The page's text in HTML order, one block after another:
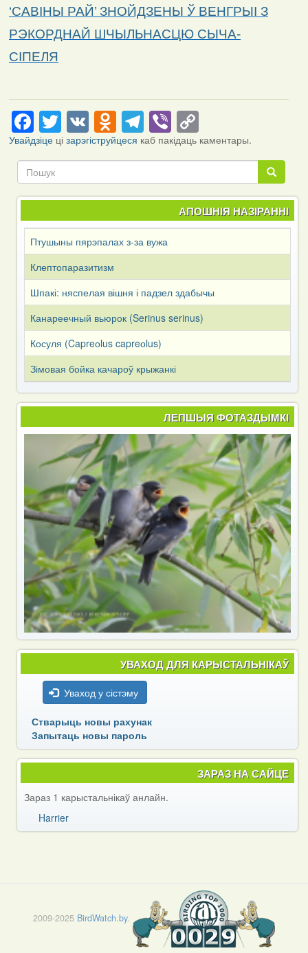
‘САВІНЫ РАЙ’ ЗНОЙДЗЕНЫ Ў ВЕНГРЫІ З
РЭКОРДНАЙ ШЧЫЛЬНАСЦЮ СЫЧА-
СІПЕЛЯ
Facebook
Twitter
VKOdnoklassniki
Telegram
ViberCopy
Link
Увайдзіцеці зарэгіструйцеся каб пакідаць каментары.
Пошук
Пошук
АПОШНІЯ НАЗІРАННІ
Птушыны пярэпалах з-за вужа
Клептопаразитизм
Шпакі: няспелая вішня і падзел здабычы
Канареечный вьюрок (Serinus serinus)
Косуля (Capreоlus capreоlus)
Зімовая бойка качароў крыжанкі
ЛЕПШЫЯ ФОТАЗДЫМКІ
УВАХОД ДЛЯ КАРЫСТАЛЬНІКАЎ
Уваход у сістэму
Стварыць новы рахунак
Запытаць новы пароль
ЗАРАЗ НА САЙЦЕ
Зараз 1 карыстальнікаў анлайн.
Harrier
2009-2025 BirdWatch.by.